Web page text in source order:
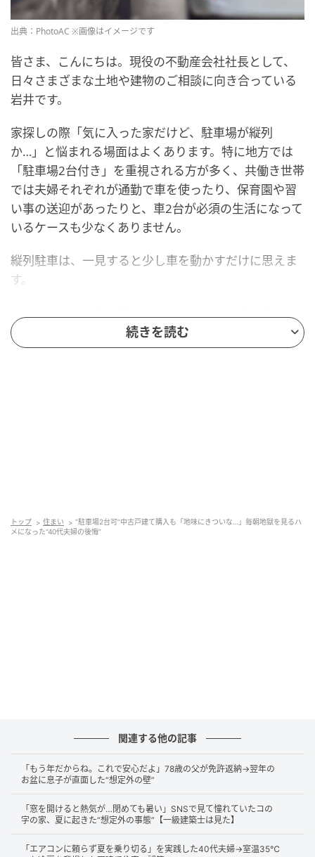
出典：PhotoAC ※画像はイメージです
皆さま、こんにちは。現役の不動産会社社長として、
日々さまざまな土地や建物のご相談に向き合っている
岩井です。
家探しの際「気に入った家だけど、駐車場が縦列
か…」と悩まれる場面はよくあります。特に地方では
「駐車場2台付き」を重視される方が多く、共働き世帯
では夫婦それぞれが通勤で車を使ったり、保育園や習
い事の送迎があったりと、車2台が必須の生活になって
いるケースも少なくありません。
縦列駐車は、一見すると少し車を動かすだけに思えま
す。
する場面が毎日続くと、その小さな手間が大きなスト
レスへ変わっていくことがあります。
これは、2年前の話です。戸建て購入の相談に来られた
のは、40代前半のAさん夫婦。夫婦共働きで、保育園
には、手前の車を一度移動させる必要がありました。
ただ当時のAさん夫婦は、縦列駐車について深く考えて
いなかったそうです。
「少し動かすだけですよね？」
「慣れれば平気そう」
続きを読む
トップ 住まい
“駐車場2台可”中古戸建て購入も「地味にきついな…」毎朝地獄を見るハ
メになった“40代夫婦の後悔”
関連する他の記事
「もう年だからね。これで安心だよ」78歳の父が免許返納→翌年の
お盆に息子が直面した“想定外の壁”
「窓を開けると熱気が…閉めても暑い」SNSで見て憧れていたコの
字の家、夏に起きた“想定外の事態”【一級建築士は見た】
「エアコンに頼らず夏を乗り切る」を実践した40代夫婦→室温35℃